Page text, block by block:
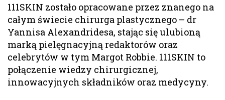
111SKIN zostało opracowane przez znanego na
całym świecie chirurga plastycznego – dr
Yannisa Alexandridesa, stając się ulubioną
marką pielęgnacyjną redaktorów oraz
celebrytów w tym Margot Robbie. 111SKIN to
połączenie wiedzy chirurgicznej,
innowacyjnych składników oraz medycyny.